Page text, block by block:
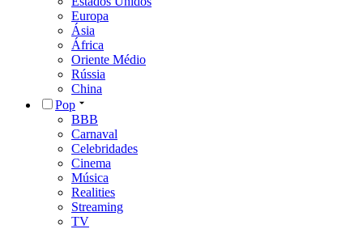
Europa
Ásia
África
Oriente Médio
Rússia
China
Pop
BBB
Carnaval
Celebridades
Cinema
Música
Realities
Streaming
TV